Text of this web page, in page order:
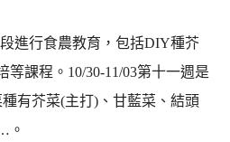
進行食農教育，包括DIY種芥
等課程。10/30-11/03第十一週是
有芥菜(主打)、甘藍菜、結頭
。